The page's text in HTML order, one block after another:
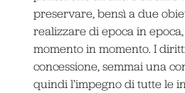
preservare, bensì a due
realizzare di epoca in
momento in momento. I
concessione, semmai una
quindi l’impegno di tutte le